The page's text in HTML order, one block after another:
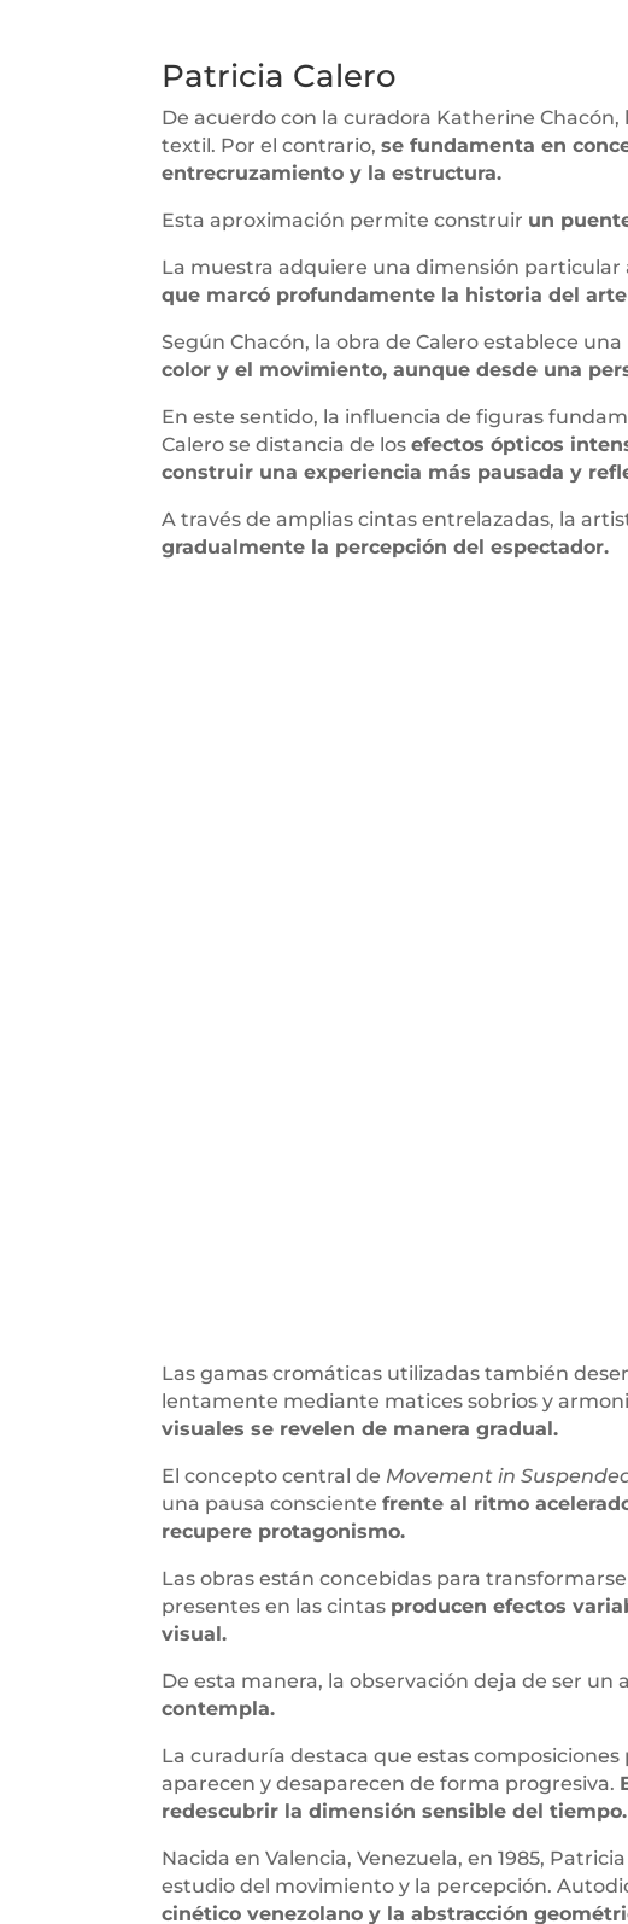
Patricia Calero
De acuerdo con la curadora Katherine
textil. Por el contrario,se fundamenta en
entrecruzamiento y la estructura.
Esta aproximación permite construir un
La muestra adquiere una dimensión
que marcó profundamente la historia del
Según Chacón, la obra de Calero establece
color y el movimiento, aunque desde una
En este sentido, la influencia de figuras
Calero se distancia de losefectos ópticos
construir una experiencia más pausada y
A través de amplias cintas entrelazadas, la
gradualmente la percepción del espectador.
Las gamas cromáticas utilizadas también
lentamente mediante matices sobrios y
visuales se revelen de manera gradual.
El concepto central de Movement in
una pausa conscientefrente al ritmo
recupere protagonismo.
Las obras están concebidas para
presentes en las cintas producen efectos
visual.
De esta manera, la observación deja de ser un
contempla.
La curaduría destaca que estas
aparecen y desaparecen de forma progresiva.
redescubrir la dimensión sensible del tiempo.
Nacida en Valencia, Venezuela, en 1985,
estudio del movimiento y la percepción.
cinético venezolano y la abstracción